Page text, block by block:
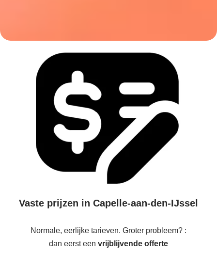
Vaste prijzen in Capelle-aan-den-IJssel
Normale, eerlijke tarieven. Groter probleem? :
dan eerst een vrijblijvende offerte